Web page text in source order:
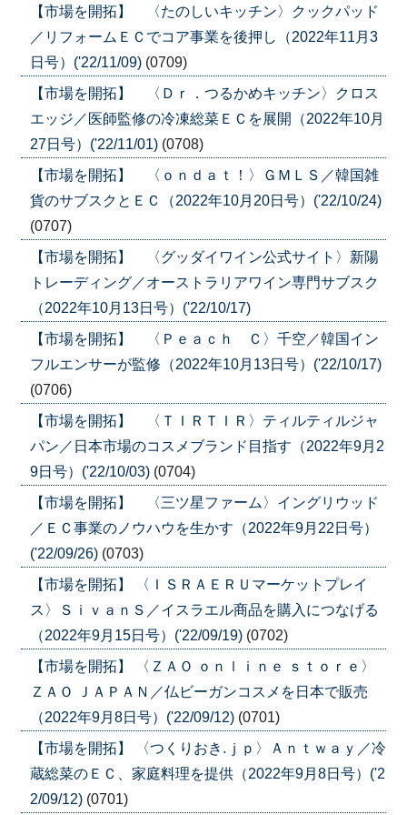
【市場を開拓】 〈たのしいキッチン〉クックパッド
／リフォームＥＣでコア事業を後押し（2022年11月3
日号）('22/11/09) (0709)
【市場を開拓】 〈Ｄｒ．つるかめキッチン〉クロス
エッジ／医師監修の冷凍総菜ＥＣを展開（2022年10月
27日号）('22/11/01) (0708)
【市場を開拓】 〈ｏｎｄａｔ！〉ＧＭＬＳ／韓国雑
貨のサブスクとＥＣ（2022年10月20日号）('22/10/24)
(0707)
【市場を開拓】 〈グッダイワイン公式サイト〉新陽
トレーディング／オーストラリアワイン専門サブスク
（2022年10月13日号）('22/10/17)
【市場を開拓】 〈Ｐｅａｃｈ Ｃ〉千空／韓国イン
フルエンサーが監修（2022年10月13日号）('22/10/17)
(0706)
【市場を開拓】 〈ＴＩＲＴＩＲ〉ティルティルジャ
パン／日本市場のコスメブランド目指す（2022年9月2
9日号）('22/10/03) (0704)
【市場を開拓】 〈三ツ星ファーム〉イングリウッド
／ＥＣ事業のノウハウを生かす（2022年9月22日号）
('22/09/26) (0703)
【市場を開拓】 〈ＩＳＲＡＥＲＵマーケットプレイ
ス〉ＳｉｖａｎＳ／イスラエル商品を購入につなげる
（2022年9月15日号）('22/09/19) (0702)
【市場を開拓】 〈ＺＡＯ ｏｎｌｉｎｅ ｓｔｏｒｅ〉
ＺＡＯ ＪＡＰＡＮ／仏ビーガンコスメを日本で販売
（2022年9月8日号）('22/09/12) (0701)
【市場を開拓】 〈つくりおき.ｊｐ〉Ａｎｔｗａｙ／冷
蔵総菜のＥＣ、家庭料理を提供（2022年9月8日号）('2
2/09/12) (0701)